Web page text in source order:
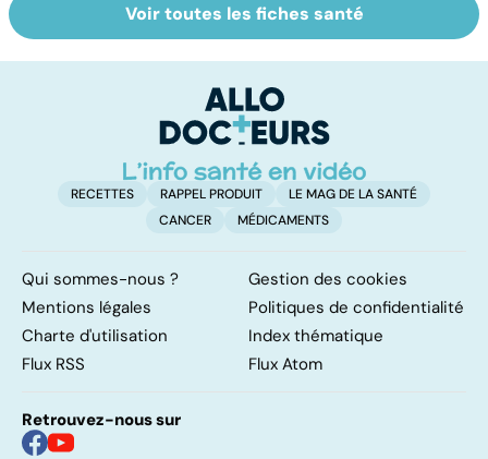
Tout savoir sur
les infections
Inflammation des
amygdales : que
d'angine ?
Voir toutes les fiches santé
RECETTES RAPPEL PRODUIT
LE MAG DE LA SANTÉ
CANCER
MÉDICAMENTS
Qui sommes-nous ?
Gestion des cookies
Mentions légales
Politiques de confidentialité
Charte d'utilisation
Index thématique
Flux RSS
Flux Atom
Retrouvez-nous sur